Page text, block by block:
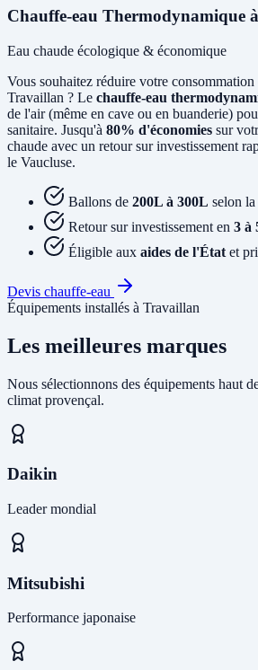
Chauffe-eau Thermodynamique
Eau chaude écologique & économique
Vous souhaitez réduire votre consommation
Travaillan ? Le chauffe-eau
de l'air (même en cave ou en buanderie)
sanitaire. Jusqu'à 80% d'économies sur
chaude avec un retour sur investissement
le Vaucluse.
Ballons de 200L à 300L selon
Retour sur investissement en 3 à
Éligible aux aides de l'État et
Devis chauffe-eau
Équipements installés à Travaillan
Les meilleures marques
Nous sélectionnons des équipements haut
climat provençal.
Daikin
Leader mondial
Mitsubishi
Performance japonaise